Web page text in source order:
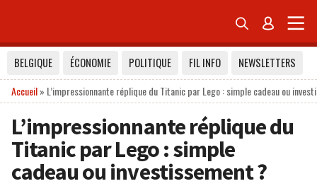
 
BELGIQUE ÉCONOMIE POLITIQUE FIL INFO
NEWSLETTERS
Accueil» L’impressionnante réplique du Titanic par Lego : simple cadeau ou
L’impressionnante réplique du
Titanic par Lego : simple
cadeau ou investissement ?